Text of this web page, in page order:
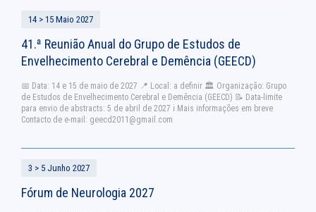
14 > 15 Maio 2027
41.ª Reunião Anual do Grupo de Estudos de
Envelhecimento Cerebral e Demência (GEECD)
📅 Data: 14 e 15 de maio de 2027 📍 Local: a definir 🏛 Organização: Grupo
de Estudos de Envelhecimento Cerebral e Demência (GEECD) 📝 Data-limite
para envio de abstracts: 5 de abril de 2027 ℹ Mais informações em breve
Contacto de e-mail: geecd2011@gmail.com
3 > 5 Junho 2027
Fórum de Neurologia 2027